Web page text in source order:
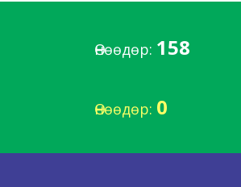
Өнөөдөр: 158
Өнөөдөр: 0